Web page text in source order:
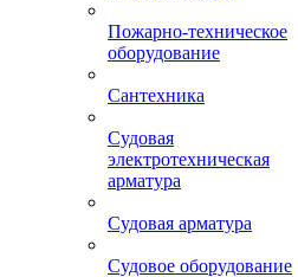
Пожарно-техническое
оборудование
Сантехника
Судовая
электротехническая
арматура
Судовая арматура
Судовое оборудование